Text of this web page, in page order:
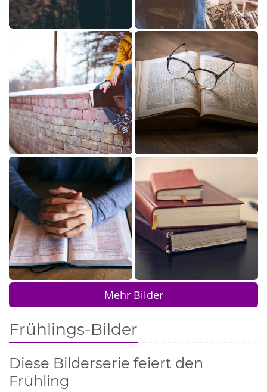
Mehr Bilder
Frühlings-Bilder
Diese Bilderserie feiert den
Frühling